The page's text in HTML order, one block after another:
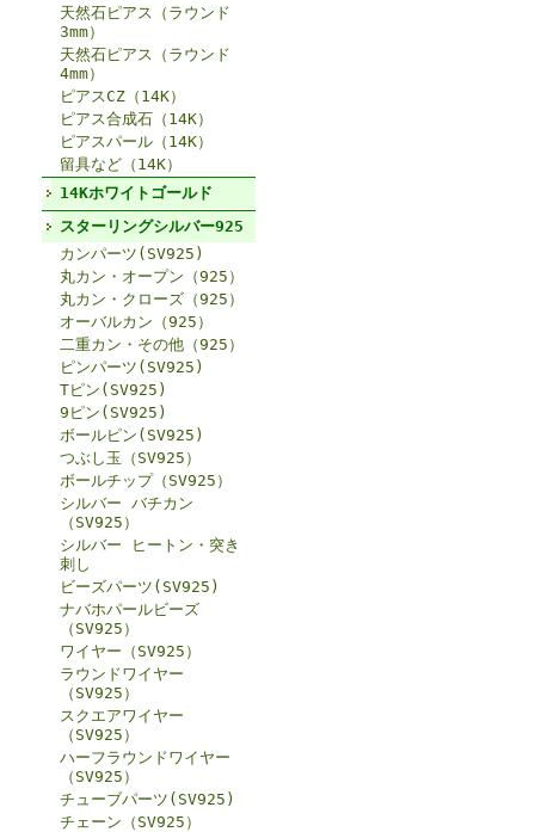
天然石ピアス（ラウンド
3mm）
天然石ピアス（ラウンド
4mm）
ピアスCZ（14K）
ピアス合成石（14K）
ピアスパール（14K）
留具など（14K）
14Kホワイトゴールド
スターリングシルバー925
カンパーツ(SV925)
丸カン・オープン（925）
丸カン・クローズ（925）
オーバルカン（925）
二重カン・その他（925）
ピンパーツ(SV925)
Tピン(SV925)
9ピン(SV925)
ボールピン(SV925)
つぶし玉（SV925）
ボールチップ（SV925）
シルバー バチカン
（SV925）
シルバー ヒートン・突き
刺し
ビーズパーツ(SV925)
ナバホパールビーズ
（SV925）
ワイヤー（SV925）
ラウンドワイヤー
（SV925）
スクエアワイヤー
（SV925）
ハーフラウンドワイヤー
（SV925）
チューブパーツ(SV925)
チェーン（SV925）